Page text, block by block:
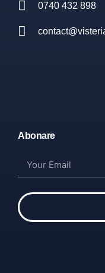
0740 432 898
Abonare